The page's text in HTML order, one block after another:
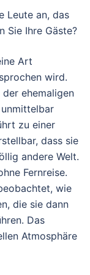
Leute an, das
Sie Ihre Gäste?
Art
wird.
ehemaligen
unmittelbar
zu einer
dass sie
andere Welt.
Fernreise.
wie
die sie dann
Das
Atmosphäre